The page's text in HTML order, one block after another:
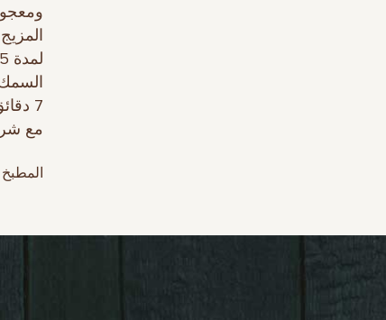
7
مع
المطبخ